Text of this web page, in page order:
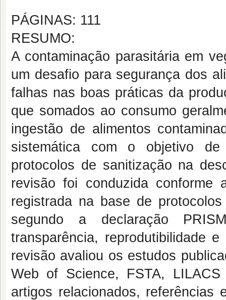
PÁGINAS: 111
RESUMO:
A contaminação parasitária em
um desafio para segurança dos
falhas nas boas práticas da
que somados ao consumo
ingestão de alimentos
sistemática com o objetivo
protocolos de sanitização na
revisão foi conduzida conforme
registrada na base de
segundo a declaração
transparência, reprodutibilidade
revisão avaliou os estudos
Web of Science, FSTA,
artigos relacionados,